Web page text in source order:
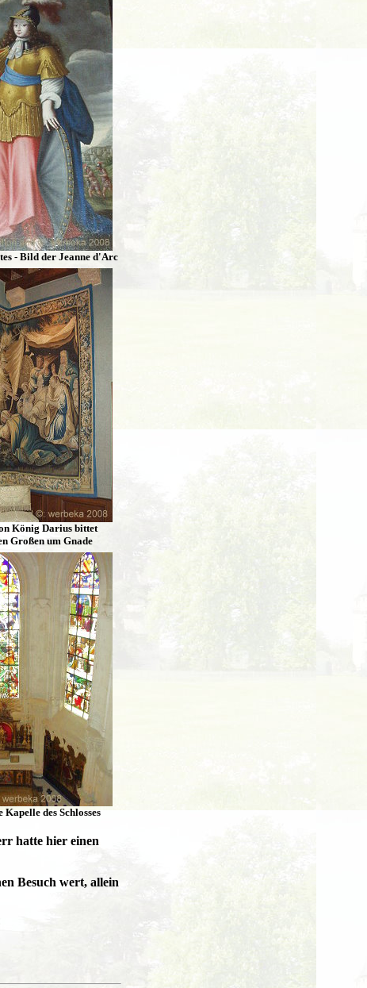
- Bild der Jeanne d'Arc
König Darius bittet
Großen um Gnade
des Schlosses
hatte hier einen
Besuch wert, allein